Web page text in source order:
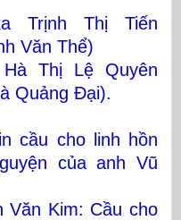
Trịnh Thị Tiến
Văn Thể)
Thị Lệ Quyên
Quảng Đại).
cầu cho linh hồn
của anh Vũ
Văn Kim: Cầu cho